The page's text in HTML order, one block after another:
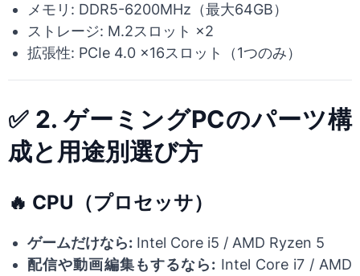
メモリ: DDR5-6200MHz（最大64GB）
ストレージ: M.2スロット ×2
拡張性: PCIe 4.0 ×16スロット（1つのみ）
✅ 2. ゲーミングPCのパーツ構
成と用途別選び方
🔥 CPU（プロセッサ）
ゲームだけなら: Intel Core i5 / AMD Ryzen 5
配信や動画編集もするなら: Intel Core i7 / AMD